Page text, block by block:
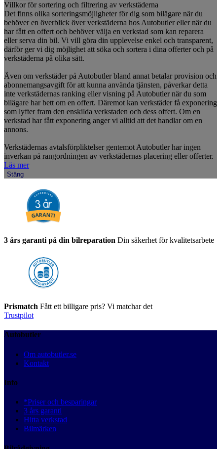
Villkor för sortering och filtrering av verkstäderna
Det finns olika sorteringsmöjligheter för dig som bilägare när du
behöver en överblick över verkstäderna hos Autobutler eller när du
har fått en offert och behöver välja en verkstad som kan reparera
eller serva din bil. Vi vill göra din upplevelse enkel och transparent,
därför ger vi dig möjlighet att söka och sortera i dina offerter och på
verkstäderna på olika sätt.
Även om verkstäder på Autobutler bland annat betalar provision och
abonnemangsavgift för att kunna använda tjänsten, påverkar detta
inte verkstädernas ranking eller visning på Autobutler när du som
bilägare har bett om en offert. Däremot kan verkstäder få exponering
som lyfter fram den enskilda verkstaden och dess offert. Om en
verkstad har fått exponering anger vi alltid att det handlar om en
annons.
Verkstädernas avtalsförpliktelser gentemot Autobutler har ingen
inverkan på rangordningen av verkstädernas placering eller offerter.
Läs mer
Stäng
3 års garanti på din bilreparation Din säkerhet för kvalitetsarbete
Prismatch Fått ett billigare pris? Vi matchar det
Trustpilot
Autobutler
Om autobutler.se
Kontakt
Info
*Priser och besparingar
3 års garanti
Hitta verkstad
Bilmärken